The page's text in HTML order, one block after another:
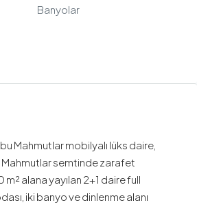
Banyolar
Mahmutlar mobilyalı lüks daire,
Mahmutlar semtinde zarafet
m² alana yayılan 2+1 daire full
iki banyo ve dinlenme alanı